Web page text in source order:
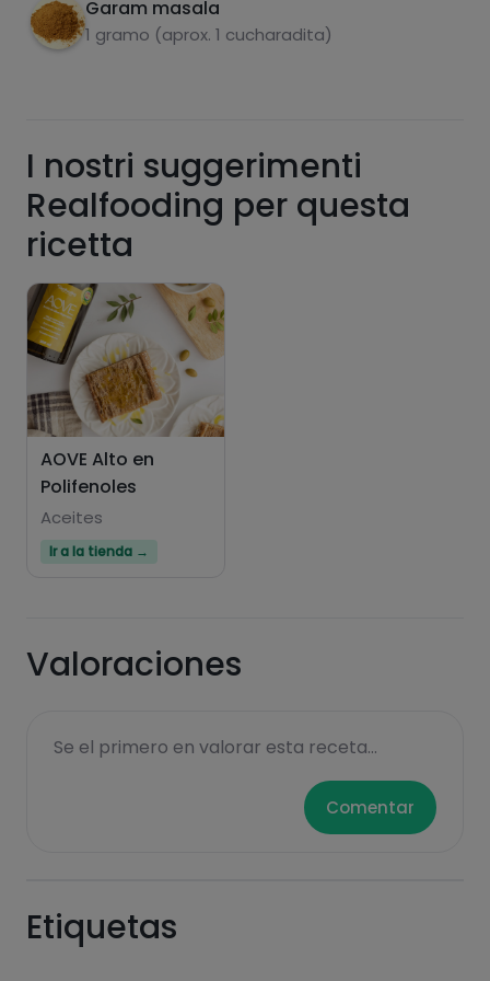
Garam masala
1 gramo (aprox. 1 cucharadita)
funcionalidades PLUS.
I nostri suggerimenti
Realfooding per questa
ricetta
AOVE Alto en
Polifenoles
Aceites
Ir a la tienda →
Valoraciones
Se el primero en valorar esta receta...
Comentar
Etiquetas